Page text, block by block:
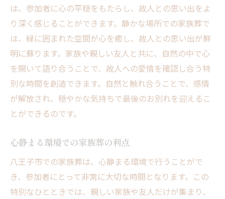
は、参加者に心の平穏をもたらし、故人との思い出をよ
り深く感じることができます。静かな場所での家族葬で
は、緑に囲まれた空間が心を癒し、故人との思い出が鮮
明に蘇ります。家族や親しい友人と共に、自然の中で心
を開いて語り合うことで、故人への愛情を確認し合う特
別な時間を創造できます。自然と触れ合うことで、感情
が解放され、穏やかな気持ちで最後のお別れを迎えるこ
とができるのです。
心静まる環境での家族葬の利点
八王子市での家族葬は、心静まる環境で行うことがで
き、参加者にとって非常に大切な時間となります。この
特別なひとときでは、親しい家族や友人だけが集まり、